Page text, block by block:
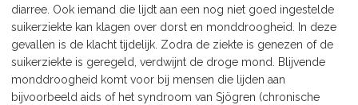
diarree. Ook iemand die lijdt aan een nog niet goed ingestelde
suikerziekte kan klagen over dorst en monddroogheid. In deze
gevallen is de klacht tijdelijk. Zodra de ziekte is genezen of de
suikerziekte is geregeld, verdwijnt de droge mond. Blijvende
monddroogheid komt voor bij mensen die lijden aan
bijvoorbeeld aids of het syndroom van Sjögren (chronische